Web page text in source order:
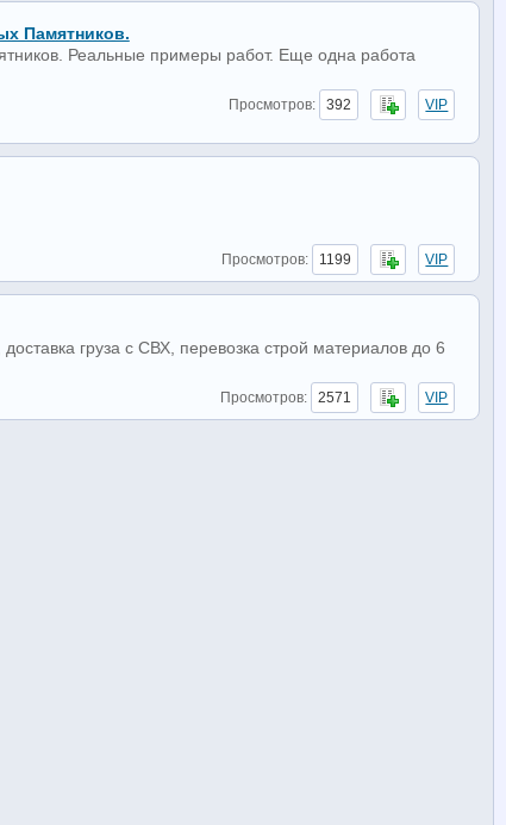
Памятников.
Реальные примеры работ. Еще одна работа
Просмотров: 392 VIP
Просмотров: 1199 VIP
груза с СВХ, перевозка строй материалов до 6
Просмотров: 2571 VIP